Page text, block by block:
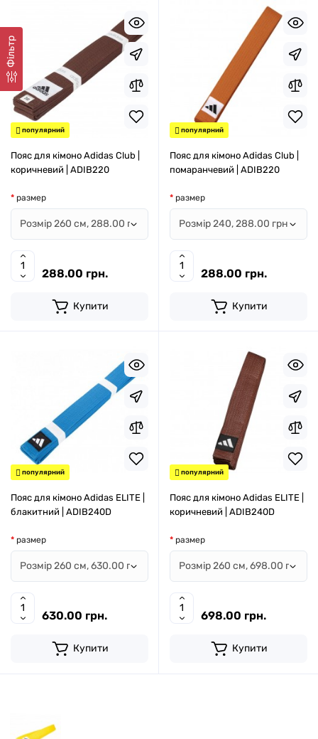
Фільтр
популярний
Пояс для кімоно Adidas Club |
коричневий | ADIB220
размер
288.00 грн.
Купити
популярний
Пояс для кімоно Adidas Club |
помаранчевий | ADIB220
размер
288.00 грн.
Купити
популярний
Пояс для кімоно Adidas ELITE |
блакитний | ADIB240D
размер
630.00 грн.
Купити
популярний
Пояс для кімоно Adidas ELITE |
коричневий | ADIB240D
размер
698.00 грн.
Купити